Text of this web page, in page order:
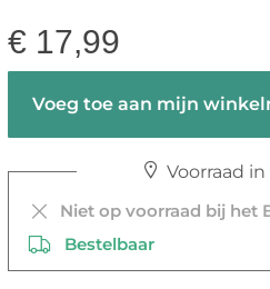
€ 17,99
Voeg toe aan mijn
Voorraad
Niet op voorraad bij het
Bestelbaar